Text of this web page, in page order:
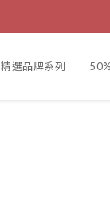
精選品牌系列